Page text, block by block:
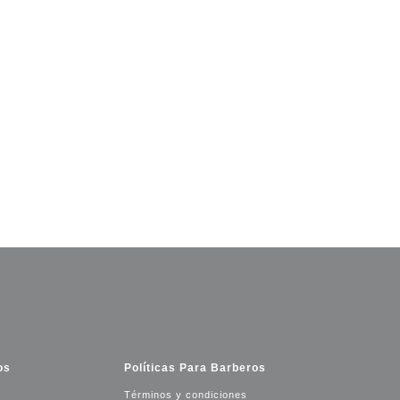
Políticas Para Barberos
Términos y condiciones